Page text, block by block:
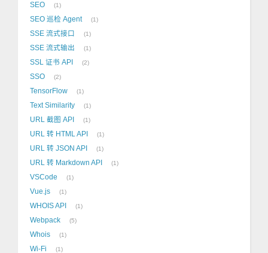
SEO 1
SEO 巡检 Agent 1
SSE 流式接口 1
SSE 流式输出 1
SSL 证书 API 2
SSO 2
TensorFlow 1
Text Similarity 1
URL 截图 API 1
URL 转 HTML API 1
URL 转 JSON API 1
URL 转 Markdown API 1
VSCode 1
Vue.js 1
WHOIS API 1
Webpack 5
Whois 1
Wi-Fi 1